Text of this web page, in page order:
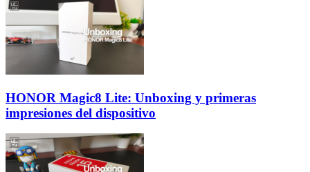
HONOR Magic8 Lite: Unboxing y primeras
impresiones del dispositivo